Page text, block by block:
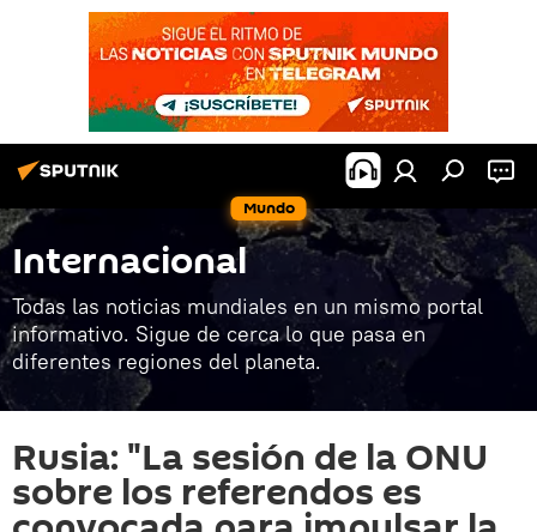
Mundo
Internacional
Todas las noticias mundiales en un mismo portal
informativo. Sigue de cerca lo que pasa en
diferentes regiones del planeta.
Rusia: "La sesión de la ONU
sobre los referendos es